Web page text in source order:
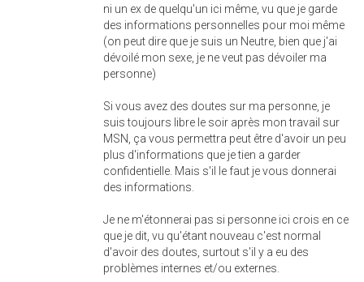
ni un ex de quelqu'un ici même, vu que je garde
des informations personnelles pour moi même
(on peut dire que je suis un Neutre, bien que j'ai
dévoilé mon sexe, je ne veut pas dévoiler ma
personne)
Si vous avez des doutes sur ma personne, je
suis toujours libre le soir après mon travail sur
MSN, ça vous permettra peut être d'avoir un peu
plus d'informations que je tien a garder
confidentielle. Mais s'il le faut je vous donnerai
des informations.
Je ne m'étonnerai pas si personne ici crois en ce
que je dit, vu qu'étant nouveau c'est normal
d'avoir des doutes, surtout s'il y a eu des
problèmes internes et/ou externes.